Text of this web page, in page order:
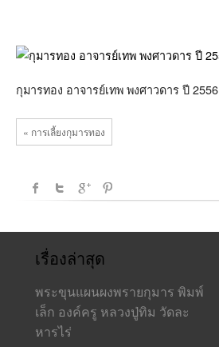
พงศาวดาร
ปี
กุมารทอง อาจารย์เทพ พงศาวดาร ปี 2556
« การเลี้ยงกุมารทอง
เรื่องล่าสุด
พระขุนแผนผงพรายกุมาร พิมพ์
เล็ก องค์ครู หลวงปู่ทิม วัดละ
หารไร่